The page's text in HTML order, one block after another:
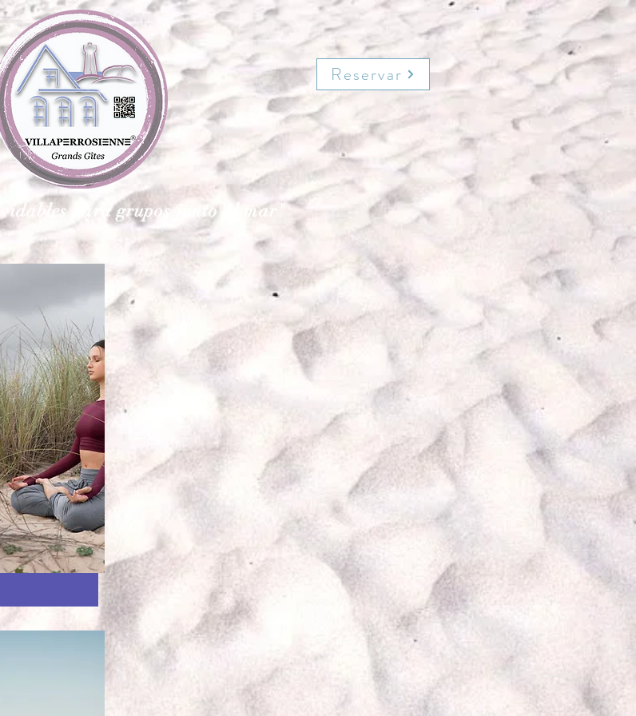
Reservar
para grupos junto al mar"